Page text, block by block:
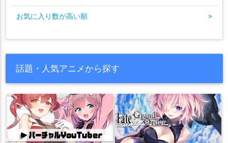
お気に入り数が高い順 >
話題・人気アニメから探す